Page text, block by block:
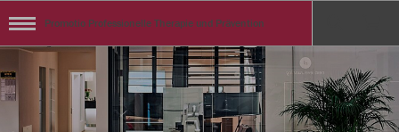
Promotio Professionelle Therapie und Prävention